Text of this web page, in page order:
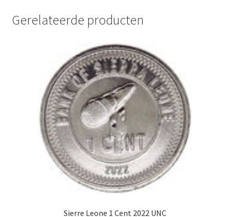
Gerelateerde producten
Sierre Leone 1 Cent 2022 UNC